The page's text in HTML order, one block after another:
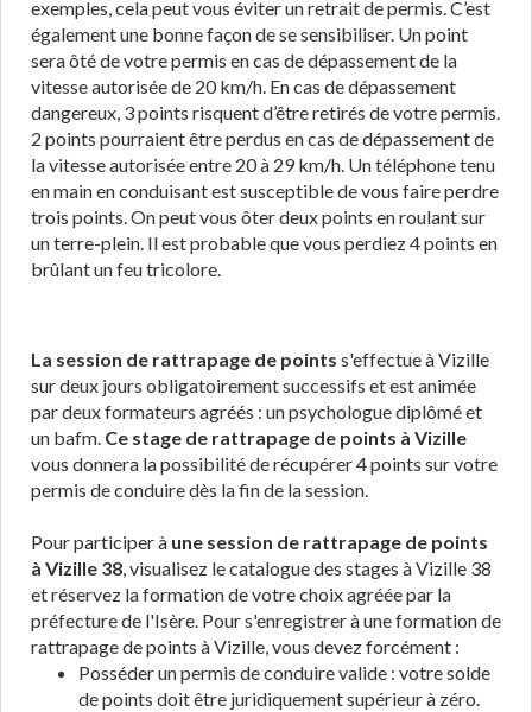
exemples, cela peut vous éviter un retrait de permis. C’est
également une bonne façon de se sensibiliser. Un point
sera ôté de votre permis en cas de dépassement de la
vitesse autorisée de 20 km/h. En cas de dépassement
dangereux, 3 points risquent d’être retirés de votre permis.
2 points pourraient être perdus en cas de dépassement de
la vitesse autorisée entre 20 à 29 km/h. Un téléphone tenu
en main en conduisant est susceptible de vous faire perdre
trois points. On peut vous ôter deux points en roulant sur
un terre-plein. Il est probable que vous perdiez 4 points en
brûlant un feu tricolore.
La session de rattrapage de points s'effectue à Vizille
sur deux jours obligatoirement successifs et est animée
par deux formateurs agréés : un psychologue diplômé et
un bafm. Ce stage de rattrapage de points à Vizille
vous donnera la possibilité de récupérer 4 points sur votre
permis de conduire dès la fin de la session.
Pour participer à une session de rattrapage de points
à Vizille 38, visualisez le catalogue des stages à Vizille 38
et réservez la formation de votre choix agréée par la
préfecture de l'Isère. Pour s'enregistrer à une formation de
rattrapage de points à Vizille, vous devez forcément :
Posséder un permis de conduire valide : votre solde
de points doit être juridiquement supérieur à zéro.